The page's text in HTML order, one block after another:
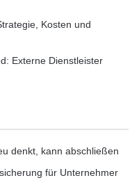
Bankgeschäfte
Trojanern ist
zwei Handys
unter:
software
Kosten und
Externe Dienstleister
denkt, kann abschließen
für Unternehmer